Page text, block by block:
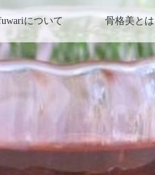
について 骨格美とは